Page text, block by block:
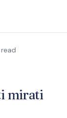
mirati